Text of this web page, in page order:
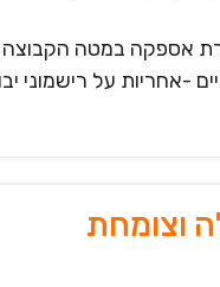
אספקה במטה הקבוצה
-אחריות על רישמוני
וצומחת